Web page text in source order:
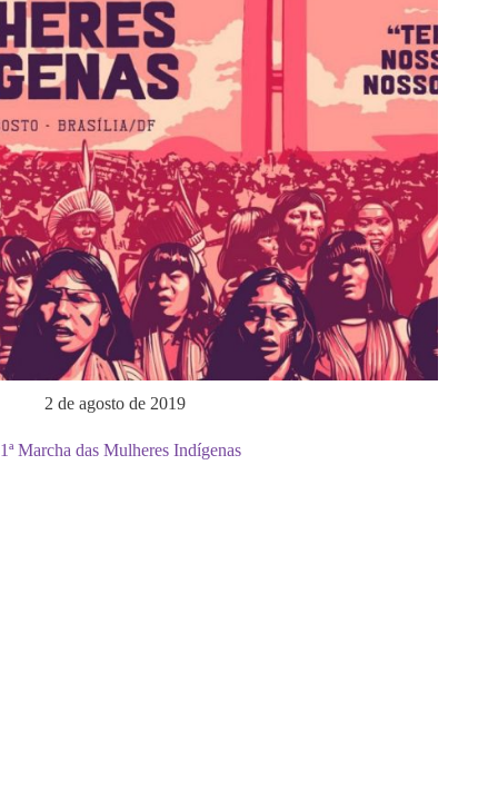
2 de agosto de 2019
1ª Marcha das Mulheres Indígenas